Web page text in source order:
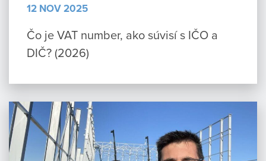
12 NOV 2025
Čo je VAT number, ako súvisí s IČO a
DIČ? (2026)